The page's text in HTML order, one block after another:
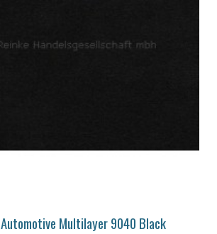
Multilayer 9040 Black